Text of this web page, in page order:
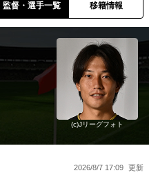
監督・選手一覧 移籍情報
(c)Jリーグフォト
2026/8/7 17:09